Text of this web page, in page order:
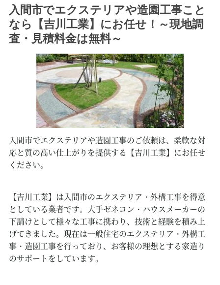
入間市でエクステリアや造園工事こと
なら【吉川工業】にお任せ！～現地調
査・見積料金は無料～
入間市でエクステリアや造園工事のご依頼は、柔軟な対
応と質の高い仕上がりを提供する【吉川工業】にお任せ
ください。
【吉川工業】は入間市のエクステリア・外構工事を得意
としている業者です。大手ゼネコン・ハウスメーカーの
下請けとして様々な工事に携わり、技術と経験を積み上
げてきました。現在は一般住宅のエクステリア・外構工
事・造園工事を行っており、お客様の理想とする家造り
のサポートをしています。